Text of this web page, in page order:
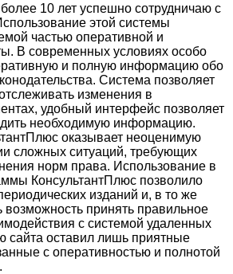
10 лет успешно сотрудничаю с
этой системы
частью оперативной и
В современных условиях особо
и полную информацию обо
Система позволяет
изменения в
удобный интерфейс позволяет
необходимую информацию.
оказывает неоценимую
сложных ситуаций, требующих
норм права. Использование в
КонсультантПлюс позволило
изданий и, в то же
возможность принять правильное
с системой удаленных
сайта оставил лишь приятные
с оперативностью и полнотой